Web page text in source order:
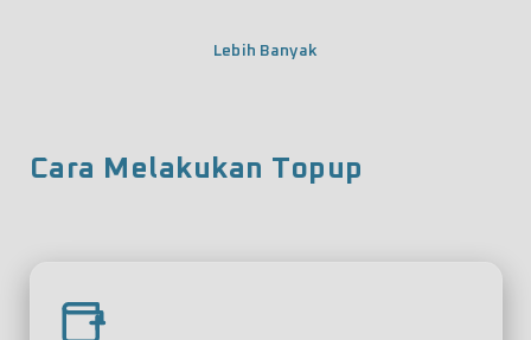
Lebih Banyak
Cara Melakukan Topup